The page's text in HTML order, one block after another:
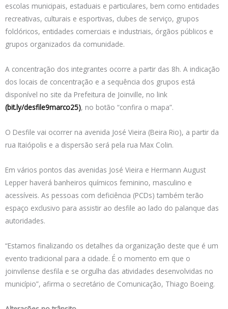
escolas municipais, estaduais e particulares, bem como entidades
recreativas, culturais e esportivas, clubes de serviço, grupos
folclóricos, entidades comerciais e industriais, órgãos públicos e
grupos organizados da comunidade.
A concentração dos integrantes ocorre a partir das 8h. A indicação
dos locais de concentração e a sequência dos grupos está
disponível no site da Prefeitura de Joinville, no link
(bit.ly/desfile9marco25), no botão “confira o mapa”.
O Desfile vai ocorrer na avenida José Vieira (Beira Rio), a partir da
rua Itaiópolis e a dispersão será pela rua Max Colin.
Em vários pontos das avenidas José Vieira e Hermann August
Lepper haverá banheiros químicos feminino, masculino e
acessíveis. As pessoas com deficiência (PCDs) também terão
espaço exclusivo para assistir ao desfile ao lado do palanque das
autoridades.
“Estamos finalizando os detalhes da organização deste que é um
evento tradicional para a cidade. É o momento em que o
joinvilense desfila e se orgulha das atividades desenvolvidas no
município”, afirma o secretário de Comunicação, Thiago Boeing.